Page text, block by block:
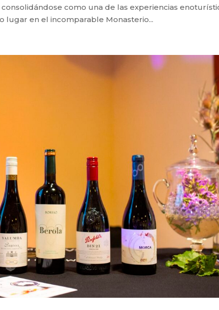
como una de las experiencias
lugar en el incomparable Monasterio...